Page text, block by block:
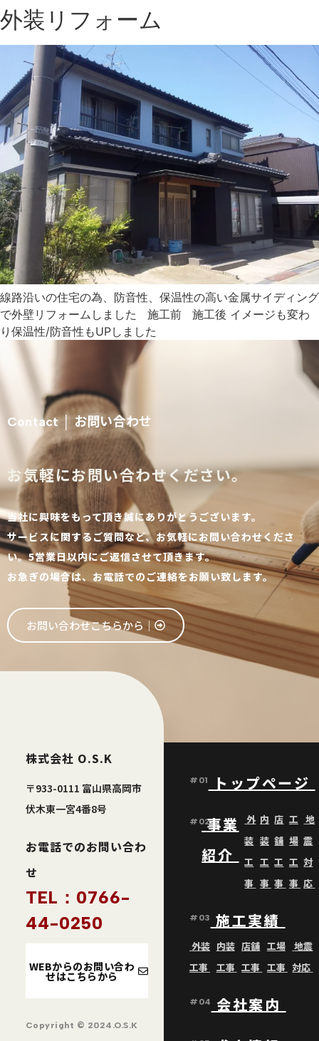
外装リフォーム
線路沿いの住宅の為、防音性、保温性の高い金属サイディング
で外壁リフォームしました 施工前 施工後 イメージも変わ
り保温性/防音性もUPしました
Contact │ お問い合わせ
お気軽にお問い合わせください。
当社に興味をもって頂き誠にありがとうございます。
サービスに関するご質問など、お気軽にお問い合わせくださ
い。5営業日以内にご返信させて頂きます。
お急ぎの場合は、お電話でのご連絡をお願い致します。
お問い合わせこちらから│
株式会社 O.S.K
〒933-0111 富山県高岡市
伏木東一宮4番8号
お電話でのお問い合わ
せ
TEL：0766-
44-0250
WEBからのお問い合わ
せはこちらから
Copyright © 2024.O.S.K
#01 トップページ
#02事業
紹介
外
装
工
事
内
装
工
事
店
舗
工
事
工
場
工
事
地
震
対
応
#03 施工実績
外装
工事
内装
工事
店舗
工事
工場
工事
地震
対応
#04 会社案内